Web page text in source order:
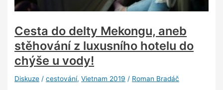
Cesta do delty Mekongu, aneb
stěhování z luxusního hotelu do
chýše u vody!
Diskuze /cestování,Vietnam 2019 / Roman Bradáč